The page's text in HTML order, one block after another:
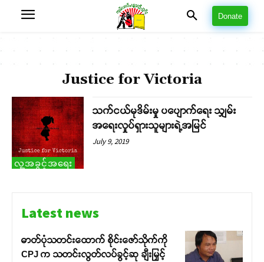
Donate
Justice for Victoria
လူ့အခွင့်အရေး
သက်ငယ်မုဒိမ်းမှု ပပျောက်ရေး သျှမ်း
အရေးလှုပ်ရှားသူများရဲ့အမြင်
July 9, 2019
Latest news
ဓာတ်ပုံသတင်းထောက် စိုင်းဇော်သိုက်ကို
CPJ က သတင်းလွတ်လပ်ခွင့်ဆု ချီးမြှင့်